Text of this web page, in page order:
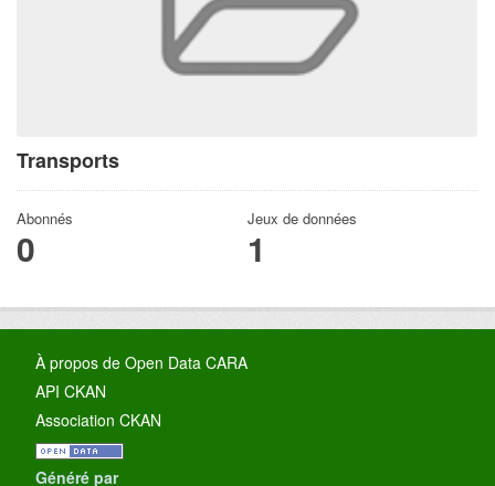
Transports
Abonnés
0
Jeux de données
1
À propos de Open Data CARA
API CKAN
Association CKAN
Généré par